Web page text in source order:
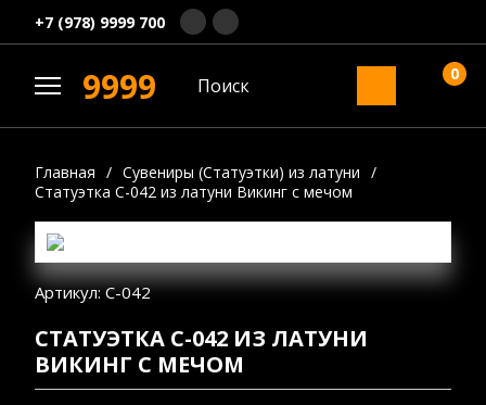
+7 (978) 9999 700
9999 0
Главная / Сувениры (Статуэтки) из латуни /
Статуэтка С-042 из латуни Викинг с мечом
Артикул: С-042
СТАТУЭТКА С-042 ИЗ ЛАТУНИ
ВИКИНГ С МЕЧОМ